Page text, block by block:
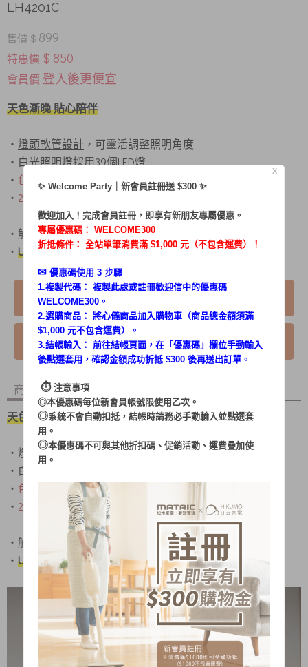
LH4201C
售價 $ 899
特惠價 $ 850
會員價 登入後更便宜
天色漸晚 貼心陪伴
‧ 燈頭軟管設計 ，可靈活調整照明角度
‧白光照明燈採用39個LED燈
‧ 色溫：3800-4200K
‧ 2400mAh鋰電池，充電時間:3-4小時
‧觸控開關，操作簡單，隨意切換亮度
‧ USB充電
我要購買
我要詢問
商品內容
商品討論
天色漸晚 貼心陪伴
‧ 燈頭軟管設計 ，可靈活調整照明角度
‧白光照明燈採用39個LED燈
‧ 色溫：3800-4200K
‧ 2400mAh鋰電池，充電時間:3-4小時
‧觸控開關，操作簡單，隨意切換亮度
‧ USB充電
X
✨ Welcome Party｜新會員註冊送 $300 ✨
歡迎加入！完成會員註冊，即享有新朋友專屬優惠。
專屬優惠碼： WELCOME300
折抵條件： 全站單筆消費滿 $1,000 元（不包含運費）！
✉︎ 優惠碼使用 3 步驟
1.複製代碼： 複製此處或註冊歡迎信中的優惠碼
WELCOME300。
2.選購商品： 將心儀商品加入購物車（商品總金額須滿
$1,000 元不包含運費）。
3.結帳輸入： 前往結帳頁面，在「 優惠碼 」欄位手動輸入
後點選套用，確認金額成功折抵 $300 後再送出訂單。
⏱︎ 注意事項
◎本優惠碼每位新會員帳號限使用乙次。
◎系統不會自動扣抵，結帳時請務必手動輸入並點選套
用。
◎本優惠碼不可與其他折扣碼、促銷活動、運費疊加使
用。